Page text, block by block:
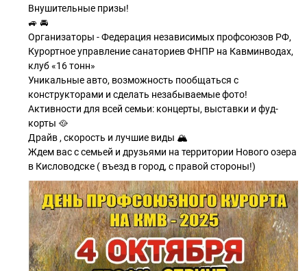
Внушительные призы!
🚙 🚘
Организаторы - Федерация независимых профсоюзов РФ,
Курортное управление санаториев ФНПР на Кавминводах,
клуб «16 тонн»
Уникальные авто, возможность пообщаться с
конструкторами и сделать незабываемые фото!
Активности для всей семьи: концерты, выставки и фуд-
корты 🥘
Драйв , скорость и лучшие виды 🏔️
Ждем вас с семьей и друзьями на территории Нового озера
в Кисловодске ( въезд в город, с правой стороны!)